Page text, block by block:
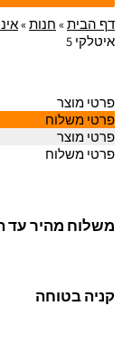
דף הבית» חנות»
איטלקי 5
פרטי מוצר
פרטי משלוח
פרטי מוצר
פרטי משלוח
משלוח מהיר עד
קניה בטוחה